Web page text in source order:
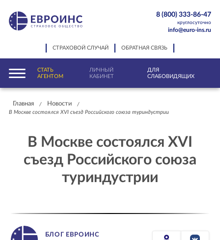
СТРАХОВОЙ СЛУЧАЙ ОБРАТНАЯ СВЯЗЬ
8 (800) 333-86-47
круглосуточно
info@euro-ins.ru
СТАТЬ
АГЕНТОМ
ЛИЧНЫЙ
КАБИНЕТ
ДЛЯ
СЛАБОВИДЯЩИХ
Главная / Новости
/
В Москве состоялся XVI съезд Российского союза туриндустрии
В Москве состоялся XVI
съезд Российского союза
туриндустрии
БЛОГ ЕВРОИНС